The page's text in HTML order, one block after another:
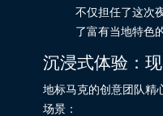
不仅担任了这次
了富有当地特色
沉浸式体验：
地标马克的创意团队精
场景：